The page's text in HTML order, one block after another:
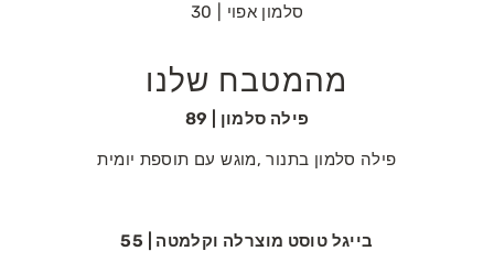
סלמון‭ ‬אפוי | 30
מהמטבח שלנו
פילה סלמון | 89
פילה‭ ‬סלמון‭ ‬בתנור‭, ‬מוגש‭ ‬עם‭ ‬תוספת‭ ‬יומית
בייגל‭ ‬טוסט‭ ‬מוצרלה‭ ‬וקלמטה | 55